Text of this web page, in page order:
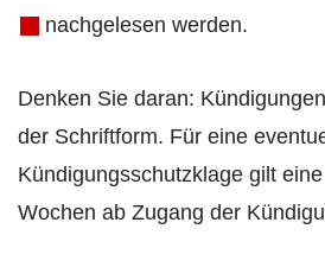
nachgelesen werden.
Denken Sie daran:
der Schriftform. Für eine
Kündigungsschutzklage gilt
Wochen ab Zugang der